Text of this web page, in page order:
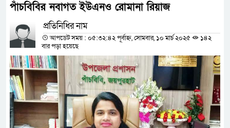
পাঁচবিবির নবাগত ইউএনও রোমানা রিয়াজ
প্রতিনিধির নাম
আপডেট সময় : ০৫:৩২:৪২ পূর্বাহ্ন, সোমবার, ১০ মার্চ ২০২৫
১৪২
বার পড়া হয়েছে